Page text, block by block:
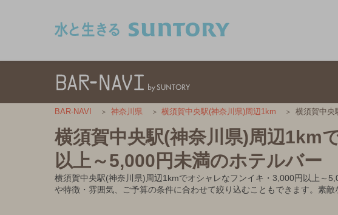
BAR-NAVI 神奈川県 横須賀中央駅(神奈川県)周辺1km 横須賀中央
横須賀中央駅(神奈川県)周辺1km
以上～5,000円未満のホテルバー
横須賀中央駅(神奈川県)周辺1kmでオシャレなフンイキ・3,000円以上～
や特徴・雰囲気、ご予算の条件に合わせて絞り込むこともできます。素敵